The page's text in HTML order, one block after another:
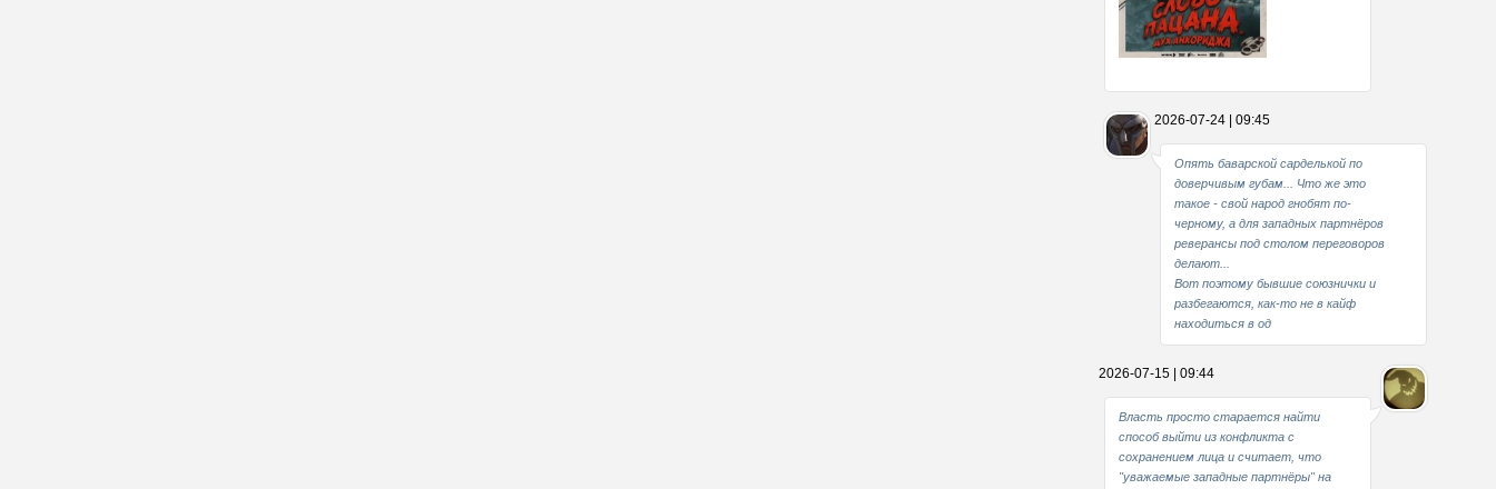
В свое время
2026-07-24 | 09:45
Опять баварской сарделькой по
доверчивым губам... Что же это
такое - свой народ гнобят по-
черному, а для западных партнёров
реверансы под столом переговоров
делают...
Вот поэтому бывшие союзнички и
разбегаются, как-то не в кайф
находиться в од
2026-07-15 | 09:44
Власть просто старается найти
способ выйти из конфликта с
сохранением лица и считает, что
"уважаемые западные партнёры" на